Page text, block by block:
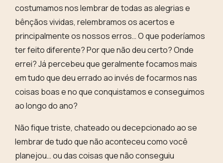
costumamos nos lembrar de todas as alegrias e
bênçãos vividas, relembramos os acertos e
principalmente os nossos erros… O que poderíamos
ter feito diferente? Por que não deu certo? Onde
errei? Já percebeu que geralmente focamos mais
em tudo que deu errado ao invés de focarmos nas
coisas boas e no que conquistamos e conseguimos
ao longo do ano?
Não fique triste, chateado ou decepcionado ao se
lembrar de tudo que não aconteceu como você
planejou… ou das coisas que não conseguiu